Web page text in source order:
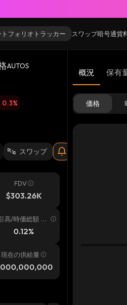
トフォリオトラッカー スワップ暗号通貨
AUTOS
0.3%
スワップ
FDV
$303.26K
高/時価総額 24
0.12%
現在の供給量
概況 保有
価格